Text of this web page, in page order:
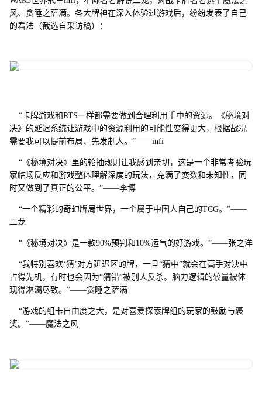
风、贪睡之萨满。各大牌神在深入体验过游戏后，纷纷发表了自己
的看法（截选自采访稿）：
“卡牌游戏和RTS一样都需要做到合理利用手中的资源。《秘境对
决》的延迟系统让游戏中的资源利用的可能性变得更大，根据战况
需要我可以提前布局、先发制人。”——infi
“《秘境对决》里的轮抽规则让我感到亲切，这是一个非常考验玩
家临场反应和游戏整体理解深度的玩法，充满了变数和未知性，同
时又做到了真正的公平。”——李博
“一个精彩的奇幻牌局世界，一个属于中国人自己的TCG。”——
二龙
“《秘境对决》是一款90%预判和10%运气的好游戏。”——张之洋
“我特别喜欢‘猜’对方延迟区的牌，一旦“猜中”就会在高手对决中
占得先机，有时也会因为“猜错”被别人反杀。脑力逻辑的较量被体
现得淋漓尽致。”——贪睡之萨满
“游戏的组卡自由度之大，是对喜爱探索牌组的玩家的鼓励与褒
奖。”——魔法之风